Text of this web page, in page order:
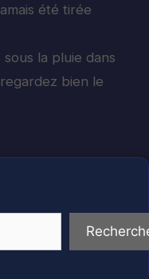
été tirée
la pluie dans
bien le